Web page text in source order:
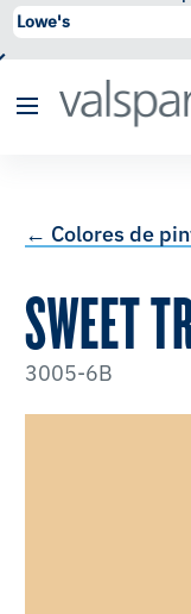
se
← Colores de
SWEET
3005-6B